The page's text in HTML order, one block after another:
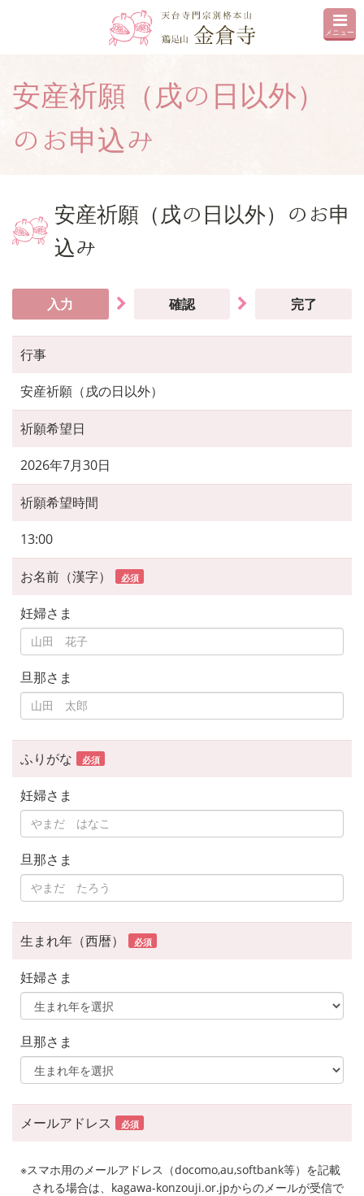
メニュー
安産祈願（戌の日以外）
のお申込み
安産祈願（戌の日以外）のお申
込み
入力 確認 完了
行事
安産祈願（戌の日以外）
祈願希望日
2026年7月30日
祈願希望時間
13:00
お名前（漢字） 必須
妊婦さま
旦那さま
ふりがな 必須
妊婦さま
旦那さま
生まれ年（西暦） 必須
妊婦さま
旦那さま
メールアドレス 必須
※スマホ用のメールアドレス（docomo,au,softbank等）を記載
される場合は、kagawa-konzouji.or.jpからのメールが受信で